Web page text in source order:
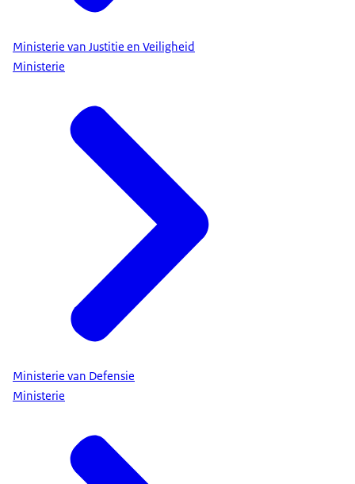
Ministerie van Justitie en Veiligheid
Ministerie
Ministerie van Defensie
Ministerie